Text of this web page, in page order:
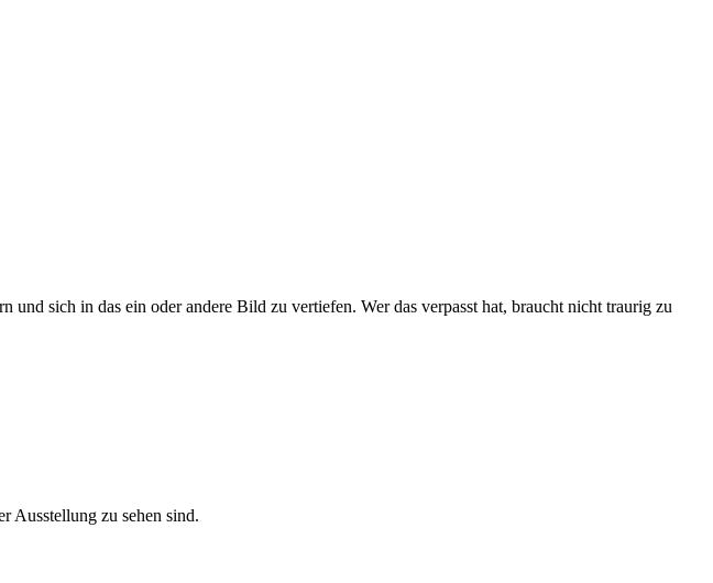
sich in das ein oder andere Bild zu vertiefen. Wer das verpasst hat, braucht nicht traurig zu
Ausstellung zu sehen sind.